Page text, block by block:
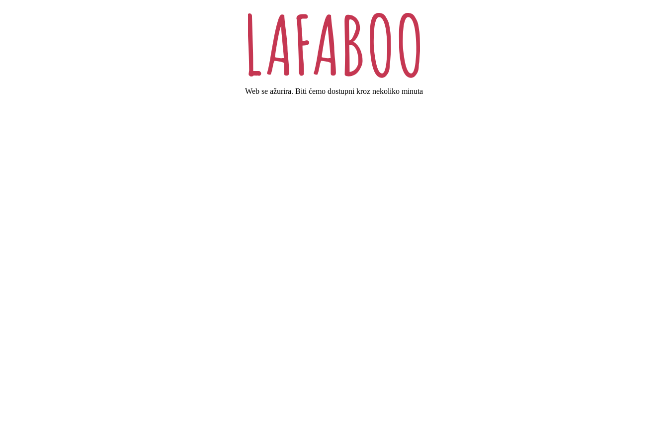
Web se ažurira. Biti ćemo dostupni kroz nekoliko minuta